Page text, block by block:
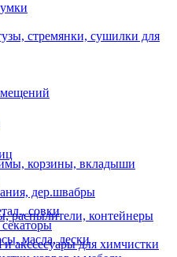
стремянки, сушилки для
корзины, вкладыши
дер.швабры
совки
масла, лески
распылители, контейнеры
акссесуары для химчистки